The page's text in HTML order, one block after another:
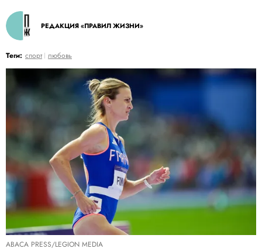
РЕДАКЦИЯ «ПРАВИЛ ЖИЗНИ»
Теги: спорт любовь
ABACA PRESS/LEGION MEDIA